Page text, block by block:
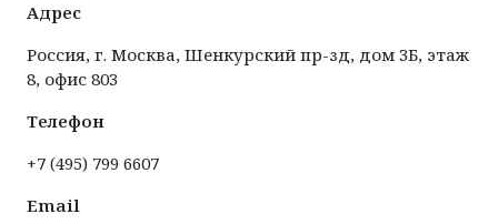
Адрес
Россия, г. Москва, Шенкурский пр-зд, дом 3Б, этаж
8, офис 803
Телефон
+7 (495) 799 6607
Email